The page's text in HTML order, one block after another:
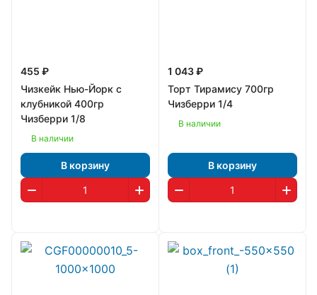
455 ₽
Чизкейк Нью-Йорк с
клубникой 400гр
Чизберри 1/8
В наличии
В корзину
1 043 ₽
Торт Тирамису 700гр
Чизберри 1/4
В наличии
В корзину